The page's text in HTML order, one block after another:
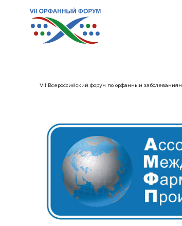
VII Всероссийский форум по орфанным заболеваниям